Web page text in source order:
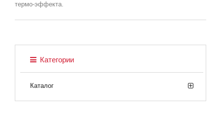
термо-эффекта.
Категории
Каталог